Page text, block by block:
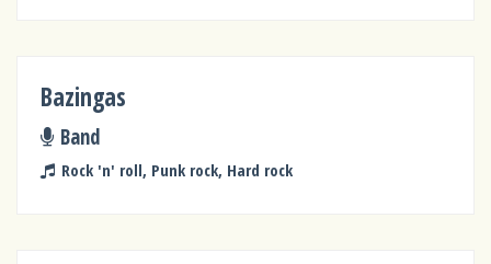
Bazingas
Band
Rock 'n' roll, Punk rock, Hard rock